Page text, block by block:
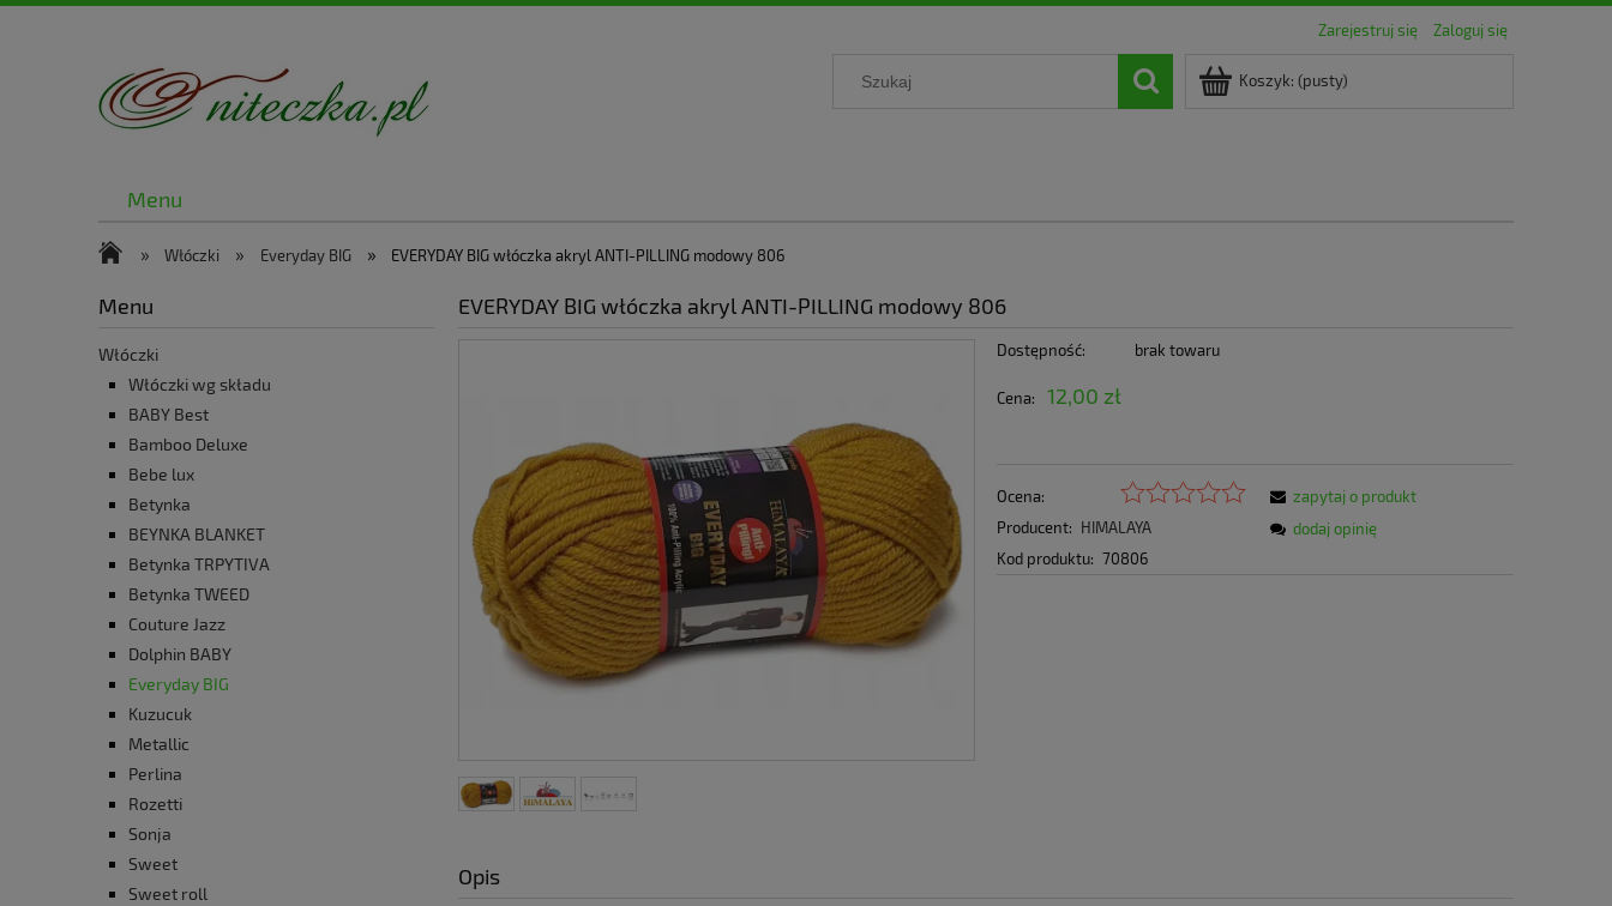
Zarejestruj się Zaloguj się
Koszyk: (pusty)
Menu
» Włóczki » Everyday BIG » EVERYDAY BIG włóczka akryl ANTI-PILLING modowy 806
Menu
Włóczki
Włóczki wg składu
BABY Best
Bamboo Deluxe
Bebe lux
Betynka
BEYNKA BLANKET
Betynka TRPYTIVA
Betynka TWEED
Couture Jazz
Dolphin BABY
Everyday BIG
Kuzucuk
Metallic
Perlina
Rozetti
Sonja
Sweet
Sweet roll
EVERYDAY BIG włóczka akryl ANTI-PILLING modowy 806
Dostępność: brak towaru
Cena: 12,00 zł
Ocena:
Producent: HIMALAYA
Kod produktu: 70806
zapytaj o produkt
dodaj opinię
Opis